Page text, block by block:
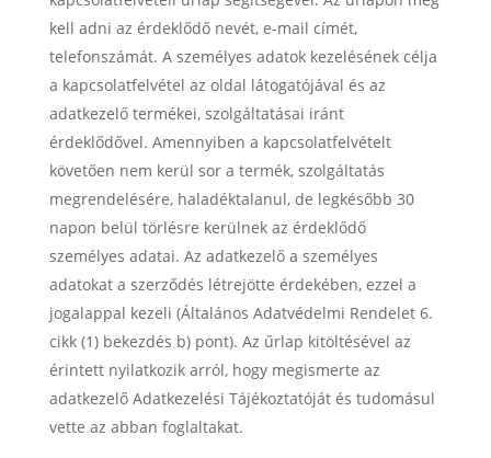
kell adni az érdeklődő nevét, e-mail címét,
telefonszámát. A személyes adatok kezelésének célja
a kapcsolatfelvétel az oldal látogatójával és az
adatkezelő termékei, szolgáltatásai iránt
érdeklődővel. Amennyiben a kapcsolatfelvételt
követően nem kerül sor a termék, szolgáltatás
megrendelésére, haladéktalanul, de legkésőbb 30
napon belül törlésre kerülnek az érdeklődő
személyes adatai. Az adatkezelő a személyes
adatokat a szerződés létrejötte érdekében, ezzel a
jogalappal kezeli (Általános Adatvédelmi Rendelet 6.
cikk (1) bekezdés b) pont). Az űrlap kitöltésével az
érintett nyilatkozik arról, hogy megismerte az
adatkezelő Adatkezelési Tájékoztatóját és tudomásul
vette az abban foglaltakat.